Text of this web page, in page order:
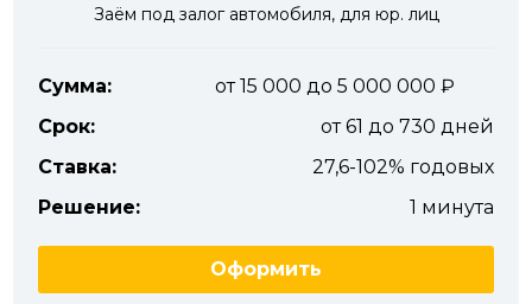
Заём под залог автомобиля, для юр. лиц
Сумма:
от 15 000 до 5 000 000
Срок:
от 61 до 730 дней
Ставка:
27,6-102% годовых
Решение:
1 минута
Оформить